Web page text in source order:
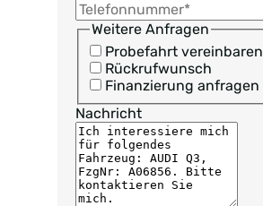
Weitere Anfragen
Probefahrt vereinbaren
Rückrufwunsch
Finanzierung anfragen
Nachricht